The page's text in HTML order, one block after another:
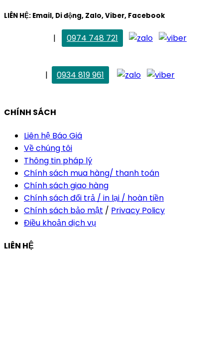
LIÊN HỆ: Email, Di động, Zalo, Viber, Facebook
|
0974 748 721
|
0934 819 961
CHÍNH SÁCH
Liên hệ Báo Giá
Về chúng tôi
Thông tin pháp lý
Chính sách mua hàng/ thanh toán
Chính sách giao hàng
Chính sách đổi trả / in lại / hoàn tiền
Chính sách bảo mật / Privacy Policy
Điều khoản dịch vụ
LIÊN HỆ